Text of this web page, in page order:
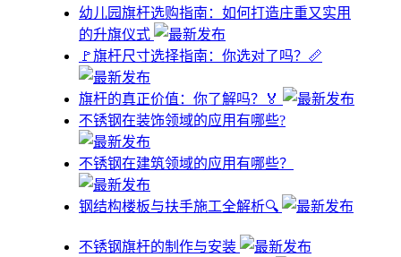
幼儿园旗杆选购指南：如何打造庄重又实用
的升旗仪式
🚩旗杆尺寸选择指南：你选对了吗？📏
旗杆的真正价值：你了解吗？🏅
不锈钢在装饰领域的应用有哪些?
不锈钢在建筑领域的应用有哪些？
钢结构楼板与扶手施工全解析🔍
不锈钢旗杆的制作与安装